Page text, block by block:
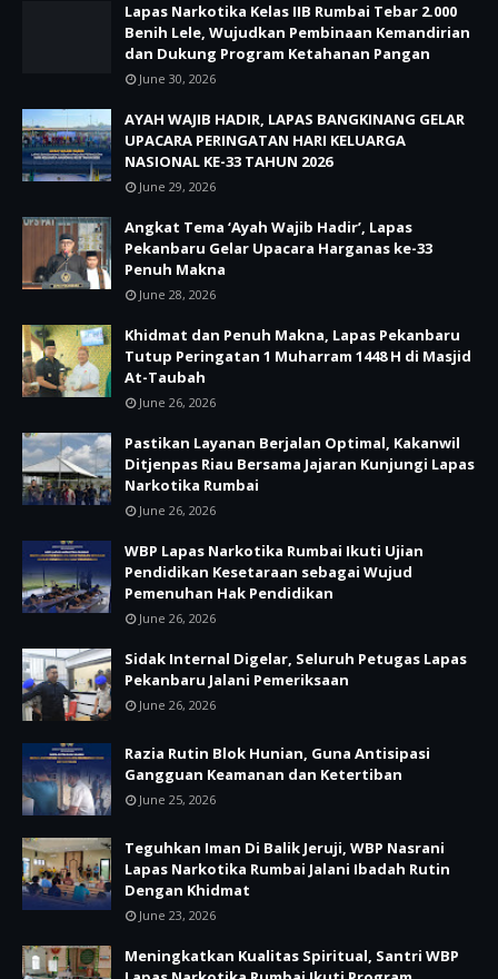
Lapas Narkotika Kelas IIB Rumbai Tebar 2.000
Benih Lele, Wujudkan Pembinaan Kemandirian
dan Dukung Program Ketahanan Pangan
June 30, 2026
AYAH WAJIB HADIR, LAPAS BANGKINANG GELAR
UPACARA PERINGATAN HARI KELUARGA
NASIONAL KE-33 TAHUN 2026
June 29, 2026
Angkat Tema ‘Ayah Wajib Hadir’, Lapas
Pekanbaru Gelar Upacara Harganas ke-33
Penuh Makna
June 28, 2026
Khidmat dan Penuh Makna, Lapas Pekanbaru
Tutup Peringatan 1 Muharram 1448 H di Masjid
At-Taubah
June 26, 2026
Pastikan Layanan Berjalan Optimal, Kakanwil
Ditjenpas Riau Bersama Jajaran Kunjungi Lapas
Narkotika Rumbai
June 26, 2026
WBP Lapas Narkotika Rumbai Ikuti Ujian
Pendidikan Kesetaraan sebagai Wujud
Pemenuhan Hak Pendidikan
June 26, 2026
Sidak Internal Digelar, Seluruh Petugas Lapas
Pekanbaru Jalani Pemeriksaan
June 26, 2026
Razia Rutin Blok Hunian, Guna Antisipasi
Gangguan Keamanan dan Ketertiban
June 25, 2026
Teguhkan Iman Di Balik Jeruji, WBP Nasrani
Lapas Narkotika Rumbai Jalani Ibadah Rutin
Dengan Khidmat
June 23, 2026
Meningkatkan Kualitas Spiritual, Santri WBP